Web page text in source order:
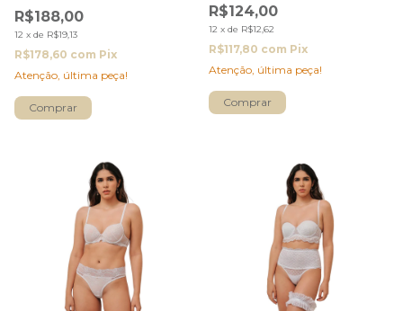
R$188,00
12 x de R$19,13
R$178,60 com Pix
Atenção, última peça!
Comprar
R$124,00
12 x de R$12,62
R$117,80 com Pix
Atenção, última peça!
Comprar